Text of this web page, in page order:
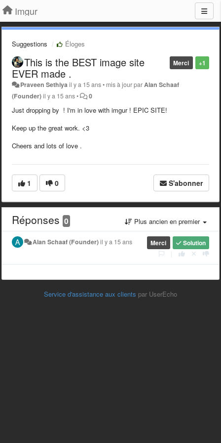
Imgur
Suggestions Éloges
+1
Merci
This is the BEST image site
EVER made .
Praveen Sethiyail y a 15 ans• mis à jour parAlan Schaaf
(Founder)il y a 15 ans• 0
Just dropping by ! I'm in love with imgur ! EPIC SITE!
Keep up the great work. <3
Cheers and lots of love .
1 0 S'abonner
Réponses 0 Plus ancien en premier
Solution
Merci
Alan Schaaf (Founder)il y a 15 ans
Service d'assistance aux clients par UserEcho